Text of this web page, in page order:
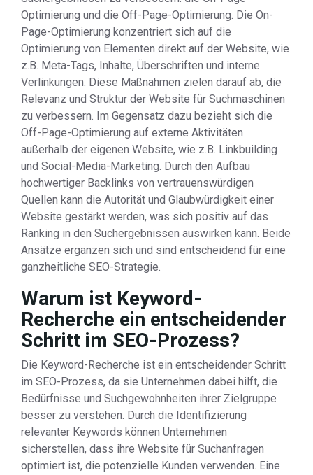
Optimierung und die Off-Page-Optimierung. Die On-
Page-Optimierung konzentriert sich auf die
Optimierung von Elementen direkt auf der Website, wie
z.B. Meta-Tags, Inhalte, Überschriften und interne
Verlinkungen. Diese Maßnahmen zielen darauf ab, die
Relevanz und Struktur der Website für Suchmaschinen
zu verbessern. Im Gegensatz dazu bezieht sich die
Off-Page-Optimierung auf externe Aktivitäten
außerhalb der eigenen Website, wie z.B. Linkbuilding
und Social-Media-Marketing. Durch den Aufbau
hochwertiger Backlinks von vertrauenswürdigen
Quellen kann die Autorität und Glaubwürdigkeit einer
Website gestärkt werden, was sich positiv auf das
Ranking in den Suchergebnissen auswirken kann. Beide
Ansätze ergänzen sich und sind entscheidend für eine
ganzheitliche SEO-Strategie.
Warum ist Keyword-
Recherche ein entscheidender
Schritt im SEO-Prozess?
Die Keyword-Recherche ist ein entscheidender Schritt
im SEO-Prozess, da sie Unternehmen dabei hilft, die
Bedürfnisse und Suchgewohnheiten ihrer Zielgruppe
besser zu verstehen. Durch die Identifizierung
relevanter Keywords können Unternehmen
sicherstellen, dass ihre Website für Suchanfragen
optimiert ist, die potenzielle Kunden verwenden. Eine